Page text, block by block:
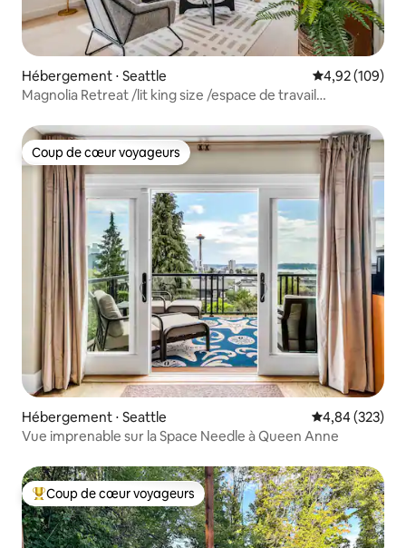
Hébergement ⋅ Seattle Évaluation
4,92 (109)
Magnolia Retreat /lit king size /espace de travail
Coup de cœur voyageurs
Coup de cœur voyageurs
Hébergement ⋅ Seattle Évaluation
4,84 (323)
Vue imprenable sur la Space Needle à Queen Anne
Coups de cœur voyageurs les plus appréciés
Coup de cœur voyageurs